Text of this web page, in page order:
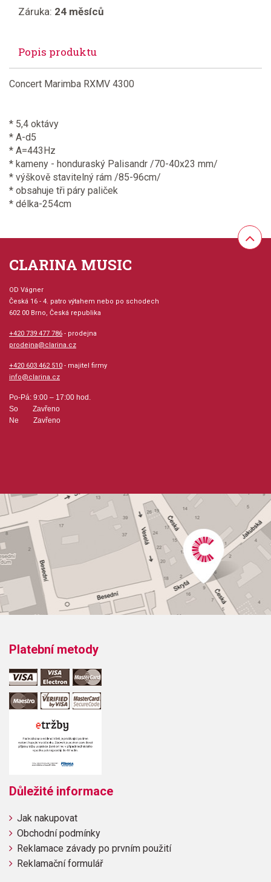
Záruka: 24 měsíců
Popis produktu
Concert Marimba RXMV 4300
* 5,4 oktávy
* A-d5
* A=443Hz
* kameny - honduraský Palisandr /70-40x23 mm/
* výškově stavitelný rám /85-96cm/
* obsahuje tři páry paliček
* délka-254cm
CLARINA MUSIC
OD Vágner
Česká 16 - 4. patro výtahem nebo po schodech
602 00 Brno, Česká republika
+420 739 477 786 - prodejna
prodejna@clarina.cz
+420 603 462 510 - majitel firmy
info@clarina.cz
Po-Pá: 9:00 – 17:00 hod.
So Zavřeno
Ne Zavřeno
Platební metody
Důležité informace
Jak nakupovat
Obchodní podmínky
Reklamace závady po prvním použití
Reklamační formulář